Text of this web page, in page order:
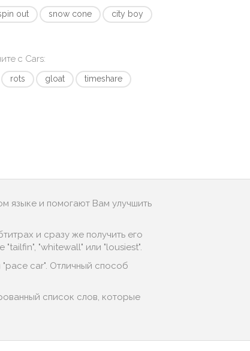
out snow cone
city boy
с Cars:
rots gloat
timeshare
языке и помогают Вам улучшить
и сразу же получить его
"whitewall" или "lousiest".
"pace car". Отличный способ
список слов, которые